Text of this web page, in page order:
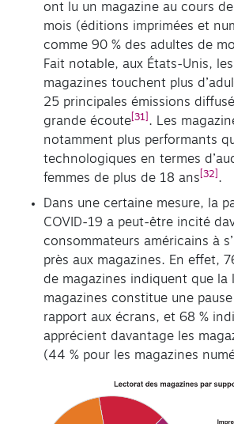
ont lu un magazine au cours
mois (éditions imprimées et
comme 90 % des adultes de
Fait notable, aux États-Unis,
magazines touchent plus
25 principales émissions
grande écoute [31] . Les
notamment plus performants
technologiques en termes
femmes de plus de 18 ans [32] .
Dans une certaine mesure, la
COVID-19 a peut-être incité
consommateurs américains à
près aux magazines. En effet,
de magazines indiquent que la
magazines constitue une
rapport aux écrans, et 68 %
apprécient davantage les
(44 % pour les magazines